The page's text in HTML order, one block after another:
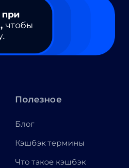
чтобы
Полезное
Блог
Кэшбэк термины
Что такое кэшбэк